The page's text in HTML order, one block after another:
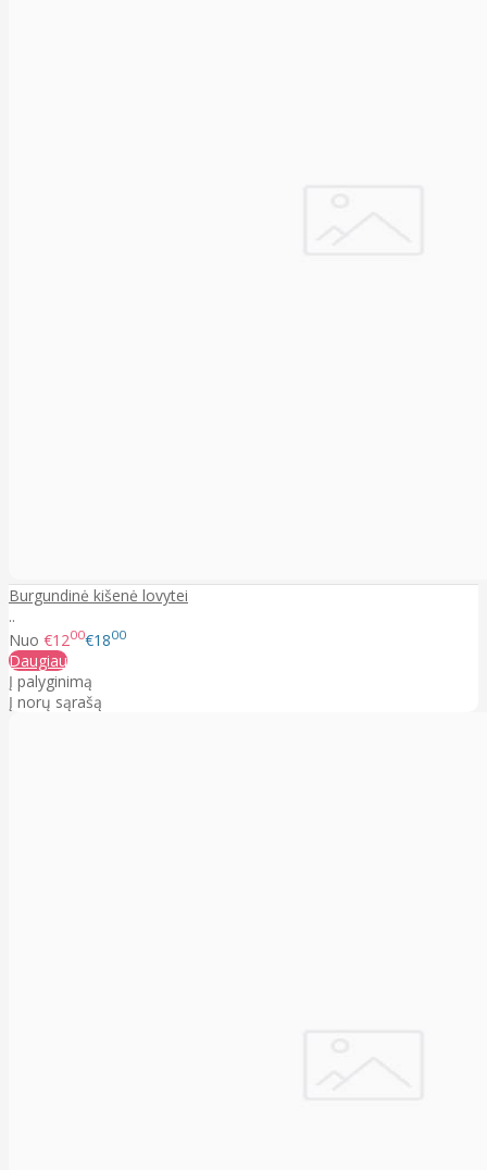
Burgundinė kišenė lovytei
..
Nuo €1200€1800
Daugiau
Į palyginimą
Į norų sąrašą